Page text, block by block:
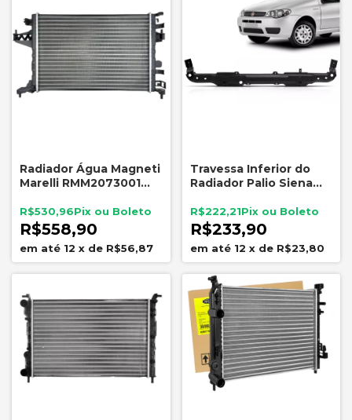
Radiador Água Magneti
Marelli RMM2073001
R$558,90
R$530,96
12 x de R$56,87
Travessa Inferior do
Radiador Palio Siena
R$233,90
R$222,21
12 x de R$23,80